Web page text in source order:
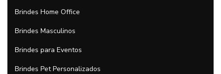
Brindes Home Office
Brindes Masculinos
Brindes para Eventos
Brindes Pet Personalizados